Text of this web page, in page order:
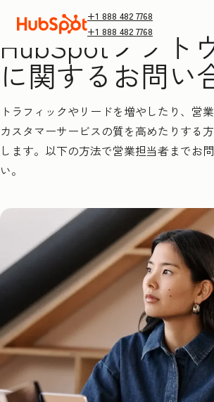
+1 888 482 7768
+1 888 482 7768
HubSpotソフト
に関するお問い
トラフィックやリードを増やしたり、営
カスタマーサービスの質を高めたりする
します。以下の方法で営業担当者までお
い。